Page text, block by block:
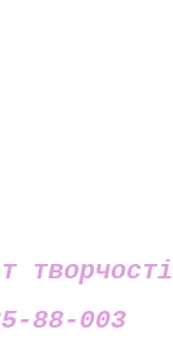
творчості
88-003